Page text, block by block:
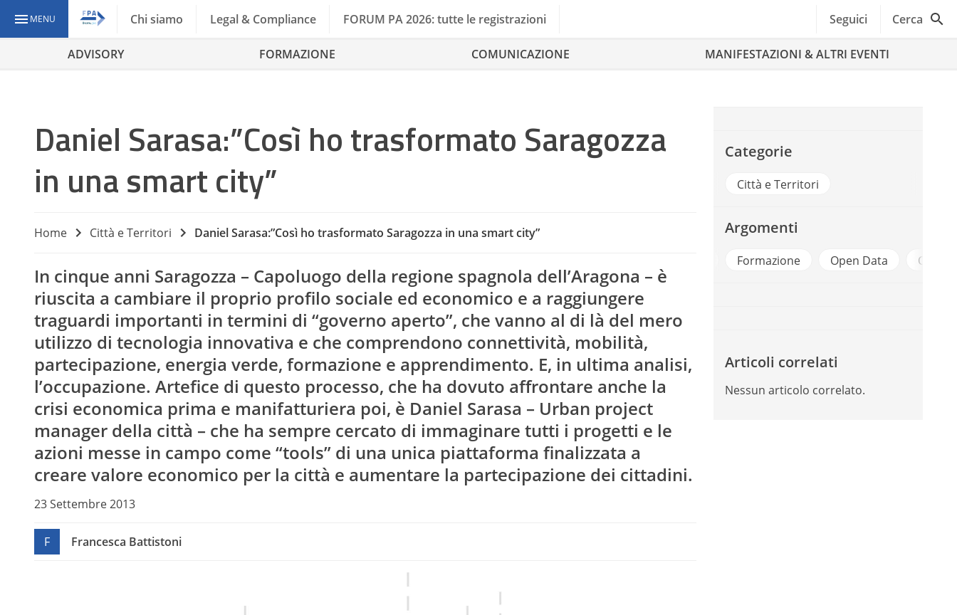
MENU Chi siamo Legal & Compliance FORUM PA 2026: tutte le registrazioni Seguici Cerca
ADVISORY FORMAZIONE COMUNICAZIONE MANIFESTAZIONI & ALTRI EVENTI
Daniel Sarasa:”Così ho trasformato Saragozza
in una smart city”
Home Città e Territori Daniel Sarasa:”Così ho trasformato Saragozza in una smart city”
In cinque anni Saragozza – Capoluogo della regione spagnola dell’Aragona – è
riuscita a cambiare il proprio profilo sociale ed economico e a raggiungere
traguardi importanti in termini di “governo aperto”, che vanno al di là del mero
utilizzo di tecnologia innovativa e che comprendono connettività, mobilità,
partecipazione, energia verde, formazione e apprendimento. E, in ultima analisi,
l’occupazione. Artefice di questo processo, che ha dovuto affrontare anche la
crisi economica prima e manifatturiera poi, è Daniel Sarasa – Urban project
manager della città – che ha sempre cercato di immaginare tutti i progetti e le
azioni messe in campo come “tools” di una unica piattaforma finalizzata a
creare valore economico per la città e aumentare la partecipazione dei cittadini.
23 Settembre 2013
F Francesca Battistoni
Categorie
Città e Territori
Argomenti
Formazione Open Data Open
Articoli correlati
Nessun articolo correlato.